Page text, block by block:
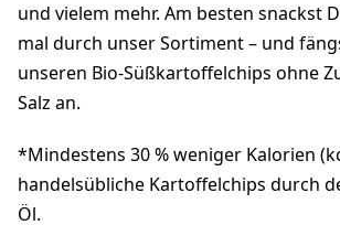
und vielem mehr. Am besten snackst
mal durch unser Sortiment – und
unseren Bio-Süßkartoffelchips ohne
Salz an.
*Mindestens 30 % weniger Kalorien
handelsübliche Kartoffelchips durch
Öl.